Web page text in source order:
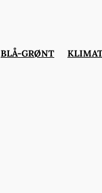
BLÅ-GRØNT